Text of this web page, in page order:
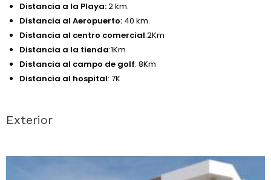
Distancia a la Playa:2 km.
Distancia al Aeropuerto: 40 km.
Distancia al centro comercial:2Km
Distancia a la tienda:1Km
Distancia al campo de golf: 8Km
Distancia al hospital: 7K
Exterior